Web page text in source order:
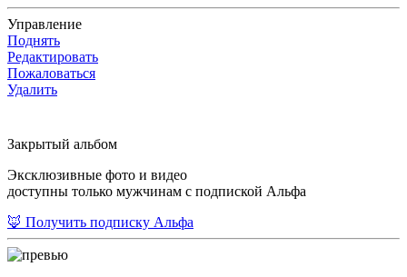
Управление
Поднять
Редактировать
Пожаловаться
Удалить
Закрытый альбом
Эксклюзивные фото и видео
доступны только мужчинам с подпиской Альфа
🦊 Получить подписку Альфа